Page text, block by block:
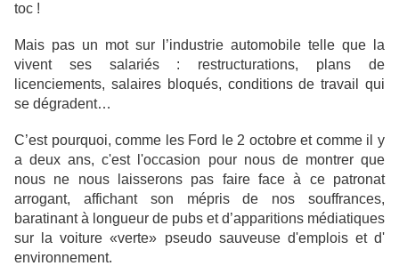
toc !
Mais pas un mot sur l’industrie automobile telle que la
vivent ses salariés : restructurations, plans de
licenciements, salaires bloqués, conditions de travail qui
se dégradent…
C’est pourquoi, comme les Ford le 2 octobre et comme il y
a deux ans, c'est l'occasion pour nous de montrer que
nous ne nous laisserons pas faire face à ce patronat
arrogant, affichant son mépris de nos
souffrances,
baratinant à longueur de pubs et d’apparitions médiatiques
sur la voiture «verte» pseudo sauveuse d'emplois et d'
environnement.